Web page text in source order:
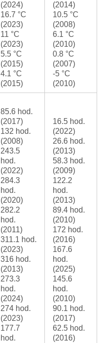
(2024)
16.7 °C
(2023)
11 °C
(2023)
5.5 °C
(2015)
4.1 °C
(2015)
(2014)
10.5 °C
(2008)
6.1 °C
(2010)
0.8 °C
(2007)
-5 °C
(2010)
85.6 hod.
(2017)
132 hod.
(2008)
243.5
hod.
(2022)
284.3
hod.
(2020)
282.2
hod.
(2011)
311.1 hod.
(2023)
316 hod.
(2013)
273.3
hod.
(2024)
274 hod.
(2023)
177.7
hod.
16.5 hod.
(2022)
26.6 hod.
(2013)
58.3 hod.
(2009)
122.2
hod.
(2013)
89.4 hod.
(2010)
172 hod.
(2016)
167.6
hod.
(2025)
145.6
hod.
(2010)
90.1 hod.
(2017)
62.5 hod.
(2016)